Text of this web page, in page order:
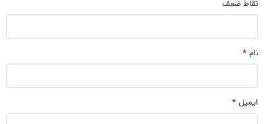
نقاط ضعف
نام *
ایمیل *